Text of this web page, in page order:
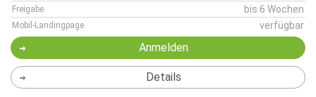
Freigabe bis 6 Wochen
Mobil-Landingpage verfügbar
Anmelden
Details